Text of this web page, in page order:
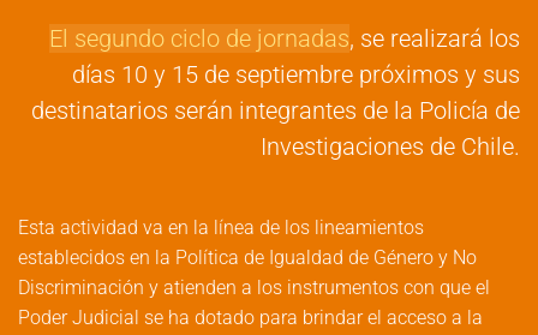
El segundo ciclo de jornadas, se realizará los
días 10 y 15 de septiembre próximos y sus
destinatarios serán integrantes de la Policía de
Investigaciones de Chile.
Esta actividad va en la línea de los lineamientos
establecidos en la Política de Igualdad de Género y No
Discriminación y atienden a los instrumentos con que el
Poder Judicial se ha dotado para brindar el acceso a la